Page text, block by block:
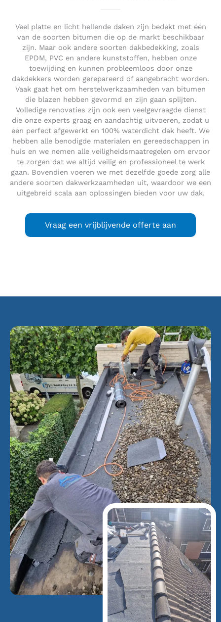
Veel platte en licht hellende daken zijn bedekt met één
van de soorten bitumen die op de markt beschikbaar
zijn. Maar ook andere soorten dakbedekking, zoals
EPDM, PVC en andere kunststoffen, hebben onze
toewijding en kunnen probleemloos door onze
dakdekkers worden gerepareerd of aangebracht worden.
Vaak gaat het om herstelwerkzaamheden van bitumen
die blazen hebben gevormd en zijn gaan splijten.
Volledige renovaties zijn ook een veelgevraagde dienst
die onze experts graag en aandachtig uitvoeren, zodat u
een perfect afgewerkt en 100% waterdicht dak heeft. We
hebben alle benodigde materialen en gereedschappen in
huis en we nemen alle veiligheidsmaatregelen om ervoor
te zorgen dat we altijd veilig en professioneel te werk
gaan. Bovendien voeren we met dezelfde goede zorg alle
andere soorten dakwerkzaamheden uit, waardoor we een
uitgebreid scala aan oplossingen bieden voor uw dak.
Vraag een vrijblijvende offerte aan